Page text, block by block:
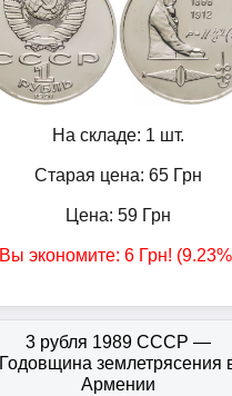
На складе: 1 шт.
Старая цена: 65Грн
Цена: 59Грн
Вы экономите: 6Грн!
3 рубля 1989 СССР —
Годовщина землетрясения
Армении